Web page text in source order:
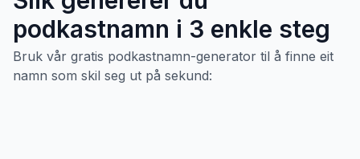
podkastnamn i 3 enkle steg
Bruk vår gratis podkastnamn-generator til å finne eit
namn som skil seg ut på sekund: